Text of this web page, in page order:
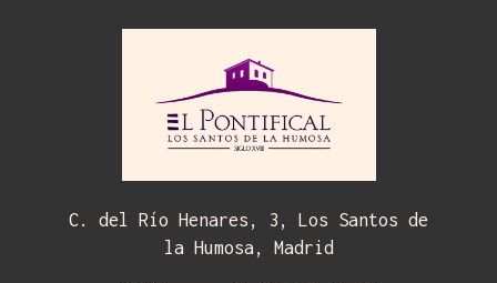
C. del Río Henares, 3, Los Santos de
la Humosa, Madrid